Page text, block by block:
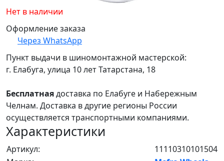
Нет в наличии
Оформление заказа
Через WhatsApp
Пункт выдачи в шиномонтажной мастерской:
г. Елабуга, улица 10 лет Татарстана, 18
Бесплатнаядоставка по Елабуге и Набережным
Челнам. Доставка в другие регионы России
осуществляется транспортными компаниями.
Характеристики
Артикул:
11110310101504